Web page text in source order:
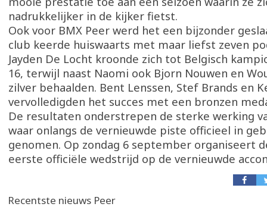
nadrukkelijker in de kijker fietst.
Ook voor BMX Peer werd het een bijzonder
club keerde huiswaarts met maar liefst zeven
Jayden De Locht kroonde zich tot Belgisch
16, terwijl naast Naomi ook Bjorn Nouwen en
zilver behaalden. Bent Lenssen, Stef Brands en
vervolledigden het succes met een bronzen
De resultaten onderstrepen de sterke werking
waar onlangs de vernieuwde piste officieel in
genomen. Op zondag 6 september organiseert
eerste officiële wedstrijd op de vernieuwde
Recentste nieuws Peer